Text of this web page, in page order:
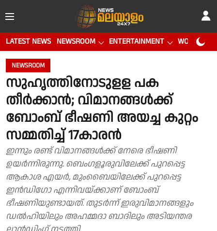
LATEST NEWS NEWSROOM ENTERTAINMENT WORLD CUP
NEWSROOM
സുഹൃത്തിനോടുളള പക
തീർക്കാൻ; വിമാനങ്ങൾക്ക്
ബോംബ് ഭീഷണി അയച്ച കുറ്റം
സമ്മതിച്ച് 17കാരൻ
ഇന്നും രണ്ട് വിമാനങ്ങൾക്ക് നേരെ ഭീഷണി
ഉയർന്നിരുന്നു. ബെംഗളൂരുവിലേക്ക് പുറപ്പെട്ട
ആകാശ എയർ, മുംബൈയിലേക്ക് പുറപ്പെട്ട
ഇൻഡിഗോ എന്നിവയ്ക്കാണ് ബോംബ്
ഭീഷണിയുണ്ടായത്. തുടർന്ന് ഇരുവിമാനങ്ങളും
ഡൽഹിയിലും അഹമ്മദാ ബാദിലും അടിയന്തര